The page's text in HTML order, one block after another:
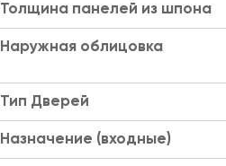
Толщина панелей из шпона
Наружная облицовка
Тип Дверей
Назначение (входные)